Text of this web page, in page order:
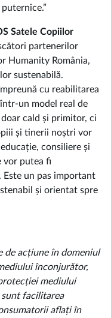
Satele Copiilor
partenerilor
Humanity România,
sustenabilă.
cu reabilitarea
un model real de
cald și primitor, ci
și tinerii noștri vor
consiliere și
vor putea fi
un pas important
și orientat spre
de acțiune în domeniul
înconjurător,
mediului
facilitarea
aflați în